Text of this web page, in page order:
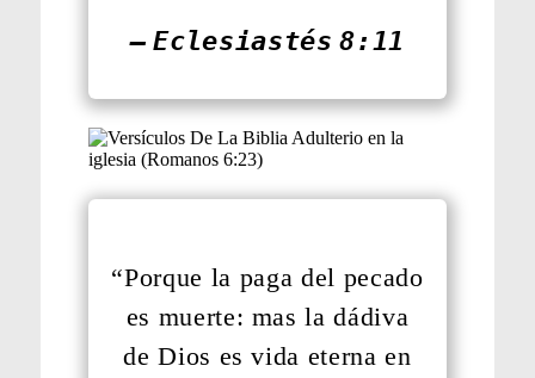
— Eclesiastés 8:11
“Porque la paga del pecado
es muerte: mas la dádiva
de Dios es vida eterna en